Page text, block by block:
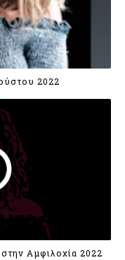
2022
Αμφιλοχία 2022